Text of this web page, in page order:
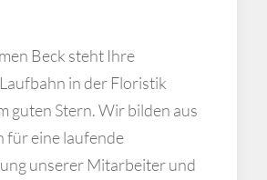
Beck steht Ihre
in der Floristik
guten Stern. Wir bilden aus
für eine laufende
unserer Mitarbeiter und